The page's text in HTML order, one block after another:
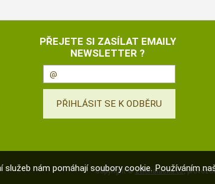
PŘEJETE SI ZASÍLAT EMAILY
NEWSLETTER ?
Copyright ©zelenalaska.cz,
služeb nám pomáhají soubory cookie. Používáním